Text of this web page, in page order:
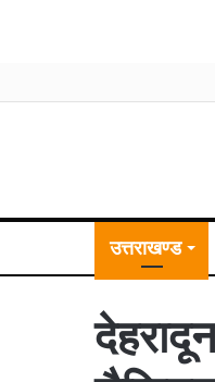
उत्तराखण्ड